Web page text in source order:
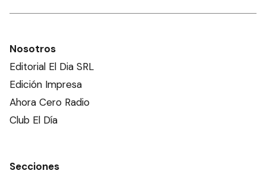
Nosotros
Editorial El Dia SRL
Edición Impresa
Ahora Cero Radio
Club El Día
Secciones